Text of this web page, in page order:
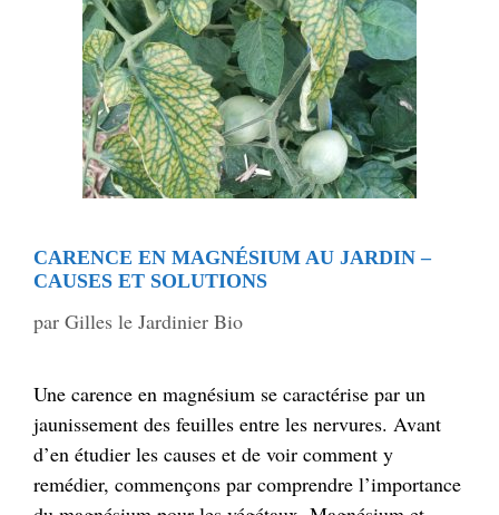
CARENCE EN MAGNÉSIUM AU JARDIN –
CAUSES ET SOLUTIONS
par Gilles le Jardinier Bio
Une carence en magnésium se caractérise par un
jaunissement des feuilles entre les nervures. Avant
d’en étudier les causes et de voir comment y
remédier, commençons par comprendre l’importance